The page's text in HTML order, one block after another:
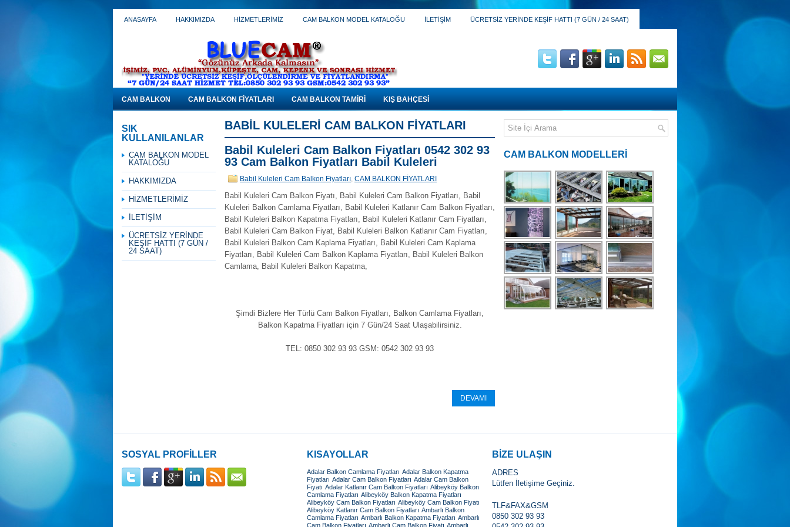
ANASAYFA HAKKIMIZDA HİZMETLERİMİZ CAM BALKON MODEL KATALOĞU İLETİŞİM ÜCRETSİZ YERİNDE KEŞİF HATTI (7 GÜN / 24 SAAT)
CAM BALKON CAM BALKON FİYATLARI CAM BALKON TAMİRİ KIŞ BAHÇESİ
BABIL KULELERI CAM BALKON FIYATLARI
Babil Kuleleri Cam Balkon Fiyatları 0542 302 93
93 Cam Balkon Fiyatları Babil Kuleleri
Babil Kuleleri Cam Balkon Fiyatları, CAM BALKON FİYATLARI
Babil Kuleleri Cam Balkon Fiyatı, Babil Kuleleri Cam Balkon Fiyatları, Babil
Kuleleri Balkon Camlama Fiyatları, Babil Kuleleri Katlanır Cam Balkon Fiyatları,
Babil Kuleleri Balkon Kapatma Fiyatları, Babil Kuleleri Katlanır Cam Fiyatları,
Babil Kuleleri Cam Balkon Fiyat, Babil Kuleleri Balkon Katlanır Cam Fiyatları,
Babil Kuleleri Balkon Cam Kaplama Fiyatları, Babil Kuleleri Cam Kaplama
Fiyatları, Babil Kuleleri Cam Balkon Kaplama Fiyatları, Babil Kuleleri Balkon
Camlama, Babil Kuleleri Balkon Kapatma,
Şimdi Bizlere Her Türlü Cam Balkon Fiyatları, Balkon Camlama Fiyatları,
Balkon Kapatma Fiyatları için 7 Gün/24 Saat Ulaşabilirsiniz.
TEL: 0850 302 93 93 GSM: 0542 302 93 93
DEVAMI
SIK
KULLANILANLAR
CAM BALKON MODEL
KATALOĞU
HAKKIMIZDA
HİZMETLERİMİZ
İLETİŞİM
ÜCRETSİZ YERİNDE
KEŞİF HATTI (7 GÜN /
24 SAAT)
CAM BALKON MODELLERİ
SOSYAL PROFİLLER KISAYOLLAR
Adalar Balkon Camlama Fiyatları Adalar Balkon Kapatma
Fiyatları Adalar Cam Balkon Fiyatları Adalar Cam Balkon
Fiyatı Adalar Katlanır Cam Balkon Fiyatları Alibeyköy Balkon
Camlama Fiyatları Alibeyköy Balkon Kapatma Fiyatları
Alibeyköy Cam Balkon Fiyatları Alibeyköy Cam Balkon Fiyatı
Alibeyköy Katlanır Cam Balkon Fiyatları Ambarlı Balkon
Camlama Fiyatları Ambarlı Balkon Kapatma Fiyatları Ambarlı
Cam Balkon Fiyatları Ambarlı Cam Balkon Fiyatı Ambarlı
BİZE ULAŞIN
ADRES
Lütfen İletişime Geçiniz.
TLF&FAX&GSM
0850 302 93 93